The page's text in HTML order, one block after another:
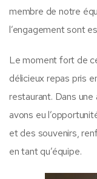
membre de notre
l’engagement sont
Le moment fort de
délicieux repas pris
restaurant. Dans
avons eu
et des souvenirs,
en tant qu’équipe.